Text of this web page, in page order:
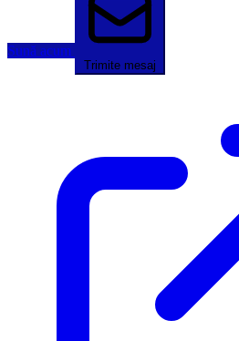
Sună acum
Trimite mesaj